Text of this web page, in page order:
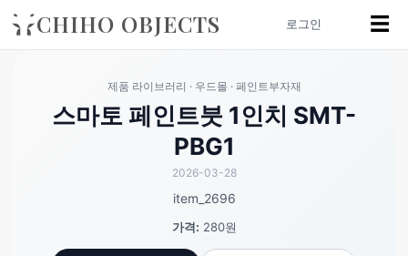
CHIHO OBJECTS 로그인 ☰
제품 라이브러리 · 우드몰 · 페인트부자재
스마토 페인트붓 1인치 SMT-
PBG1
2026-03-28
item_2696
가격: 280원